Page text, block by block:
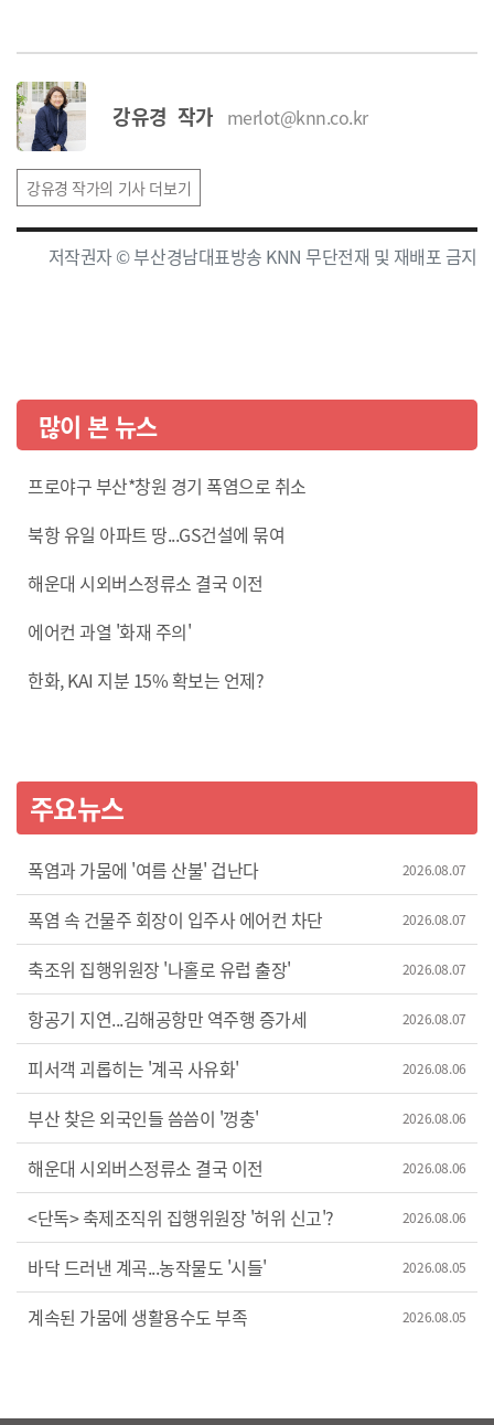
강유경 작가 merlot@knn.co.kr
강유경 작가의 기사 더보기
저작권자 © 부산경남대표방송 KNN 무단전재 및 재배포 금지
많이 본 뉴스
프로야구 부산*창원 경기 폭염으로 취소
북항 유일 아파트 땅...GS건설에 묶여
해운대 시외버스정류소 결국 이전
에어컨 과열 '화재 주의'
한화, KAI 지분 15% 확보는 언제?
주요뉴스
폭염과 가뭄에 '여름 산불' 겁난다 2026.08.07
폭염 속 건물주 회장이 입주사 에어컨 차단 2026.08.07
축조위 집행위원장 '나홀로 유럽 출장' 2026.08.07
항공기 지연...김해공항만 역주행 증가세 2026.08.07
피서객 괴롭히는 '계곡 사유화' 2026.08.06
부산 찾은 외국인들 씀씀이 '껑충' 2026.08.06
해운대 시외버스정류소 결국 이전 2026.08.06
<단독> 축제조직위 집행위원장 '허위 신고'? 2026.08.06
바닥 드러낸 계곡...농작물도 '시들' 2026.08.05
계속된 가뭄에 생활용수도 부족 2026.08.05